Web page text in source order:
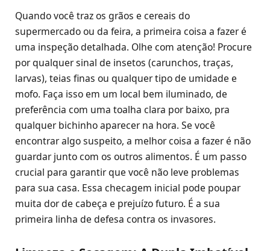
Quando você traz os grãos e cereais do
supermercado ou da feira, a primeira coisa a fazer é
uma inspeção detalhada. Olhe com atenção! Procure
por qualquer sinal de insetos (carunchos, traças,
larvas), teias finas ou qualquer tipo de umidade e
mofo. Faça isso em um local bem iluminado, de
preferência com uma toalha clara por baixo, pra
qualquer bichinho aparecer na hora. Se você
encontrar algo suspeito, a melhor coisa a fazer é não
guardar junto com os outros alimentos. É um passo
crucial para garantir que você não leve problemas
para sua casa. Essa checagem inicial pode poupar
muita dor de cabeça e prejuízo futuro. É a sua
primeira linha de defesa contra os invasores.